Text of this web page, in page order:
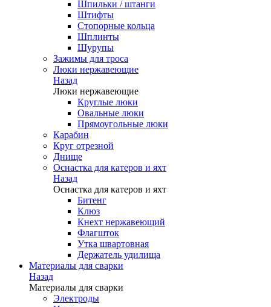
Шпильки / штанги
Штифты
Стопорные кольца
Шплинты
Шурупы
Зажимы для троса
Люки нержавеющие
Назад
Люки нержавеющие
Круглые люки
Овальные люки
Прямоугольные люки
Карабин
Круг отрезной
Днище
Оснастка для катеров и яхт
Назад
Оснастка для катеров и яхт
Битенг
Клюз
Кнехт нержавеющий
Флагшток
Утка швартовная
Держатель удилища
Материалы для сварки
Назад
Материалы для сварки
Электроды